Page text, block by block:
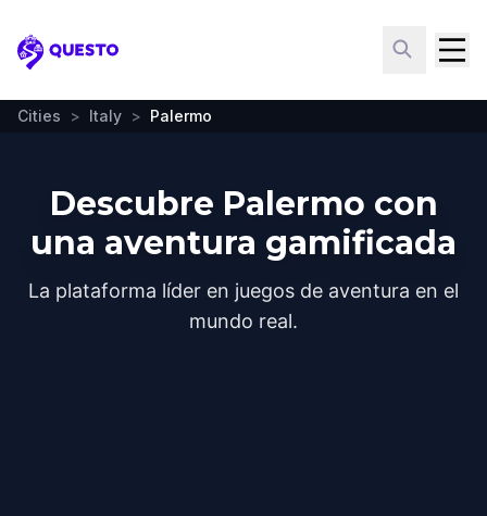
Questo
Cities > Italy > Palermo
Descubre Palermo con
una aventura gamificada
La plataforma líder en juegos de aventura en el
mundo real.